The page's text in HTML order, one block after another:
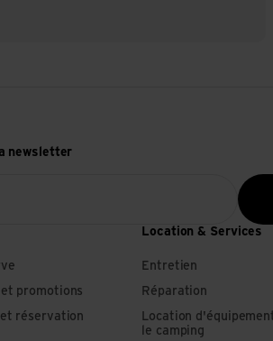
newsletter
et promotions
réservation
Location & Services
Entretien
Réparation
Location
le camping